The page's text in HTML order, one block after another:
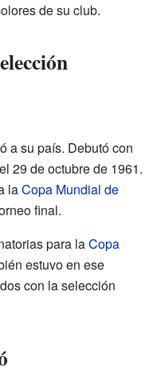
de su club.
a su país. Debutó con
el 29 de octubre de 1961.
laCopa Mundial de
final.
para laCopa
estuvo en ese
con la selección